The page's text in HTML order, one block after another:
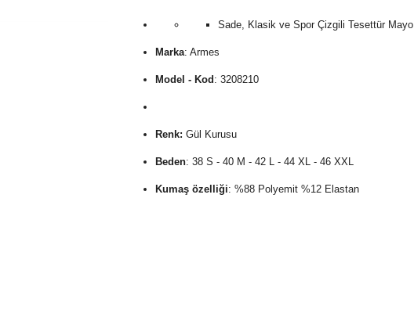
Sade, Klasik ve Spor Çizgili Tesettür Mayo
Marka: Armes
Model - Kod : 3208210
Renk: Gül Kurusu
Beden: 38 S - 40 M - 42 L - 44 XL - 46 XXL
Kumaş özelliği: %88 Polyemit %12 Elastan